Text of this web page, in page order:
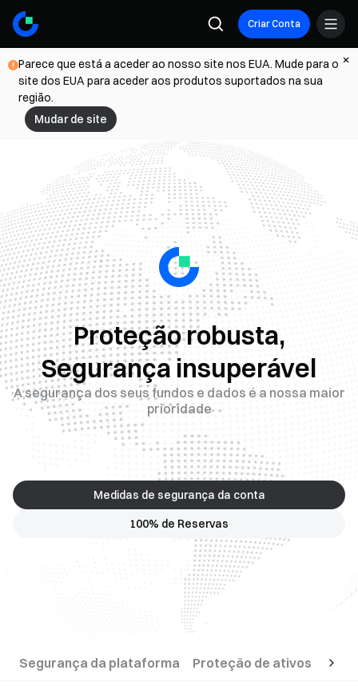
Criar Conta
Parece que está a aceder ao nosso site nos EUA. Mude para o
site dos EUA para aceder aos produtos suportados na sua
região.
Mudar de site
Proteção robusta,
Segurança insuperável
A segurança dos seus fundos e dados é a nossa maior
prioridade
Medidas de segurança da conta
100% de Reservas
Segurança da plataforma Proteção de ativos